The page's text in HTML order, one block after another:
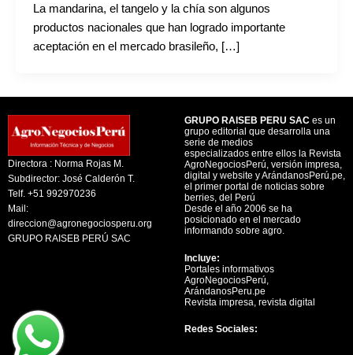
La mandarina, el tangelo y la chía son algunos
productos nacionales que han logrado importante
aceptación en el mercado brasileño, […]
Directora : Norma Rojas M.
Subdirector: José Calderón T.
Telf. +51 992970236
Mail:
direccion@agronegociosperu.org
GRUPO RAISEB PERÚ SAC
GRUPO RAISEB PERU SAC es un
grupo editorial que desarrolla una
serie de medios
especializados entre ellos la Revista
AgroNegociosPerú, versión impresa,
digital y website y ArándanosPerú.pe,
el primer portal de noticias sobre
berries, del Perú
Desde el año 2006 se ha
posicionado en el mercado
informando sobre agro.
Incluye:
Portales informativos
AgroNegociosPerú,
ArándanosPeru.pe
Revista impresa, revista digital
Redes Sociales: